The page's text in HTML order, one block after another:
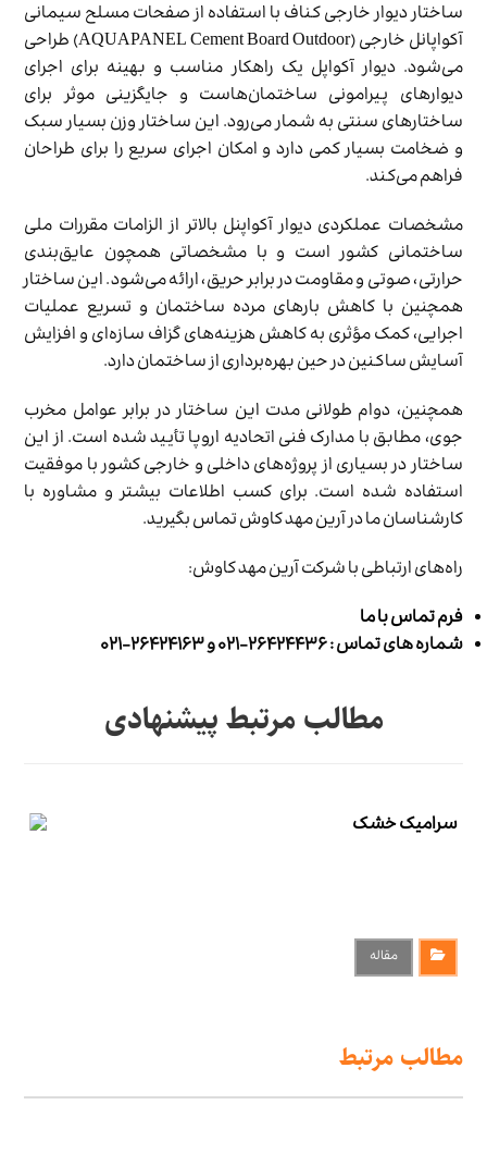
ساختار دیوار خارجی کناف با استفاده از صفحات مسلح سیمانی
آکواپانل خارجی (AQUAPANEL Cement Board Outdoor) طراحی
می‌شود. دیوار آکواپل یک راهکار مناسب و بهینه برای اجرای
دیوارهای پیرامونی ساختمان‌هاست و جایگزینی موثر برای
ساختارهای سنتی به شمار می‌رود. این ساختار وزن بسیار سبک
و ضخامت بسیار کمی دارد و امکان اجرای سریع را برای طراحان
فراهم می‌کند.
مشخصات عملکردی دیوار آکواپنل بالاتر از الزامات مقررات ملی
ساختمانی کشور است و با مشخصاتی همچون عایق‌بندی
حرارتی، صوتی و مقاومت در برابر حریق، ارائه می‌شود. این ساختار
همچنین با کاهش بارهای مرده ساختمان و تسریع عملیات
اجرایی، کمک مؤثری به کاهش هزینه‌های گزاف سازه‌ای و افزایش
آسایش ساکنین در حین بهره‌برداری از ساختمان دارد.
همچنین، دوام طولانی مدت این ساختار در برابر عوامل مخرب
جوی، مطابق با مدارک فنی اتحادیه اروپا تأیید شده است. از این
ساختار در بسیاری از پروژه‌های داخلی و خارجی کشور با موفقیت
استفاده شده است. برای کسب اطلاعات بیشتر و مشاوره با
کارشناسان ما در آرین مهد کاوش تماس بگیرید.
راه‌های ارتباطی با شرکت آرین مهد کاوش:
فرم تماس با ما
شماره های تماس : ۲۶۴۲۴۴۳۶-۰۲۱ و ۲۶۴۲۴۱۶۳-۰۲۱
مطالب مرتبط پیشنهادی
مقاله
مطالب مرتبط